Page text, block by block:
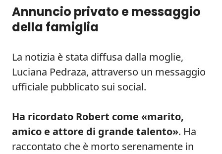
Annuncio privato e messaggio
della famiglia
La notizia è stata diffusa dalla moglie,
Luciana Pedraza, attraverso un messaggio
ufficiale pubblicato sui social.
Ha ricordato Robert come «marito,
amico e attore di grande talento». Ha
raccontato che è morto serenamente in